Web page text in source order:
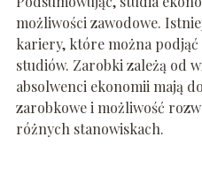
możliwości zawodowe.
kariery, które można
studiów. Zarobki zależą od
absolwenci ekonomii mają
zarobkowe i możliwość
różnych stanowiskach.